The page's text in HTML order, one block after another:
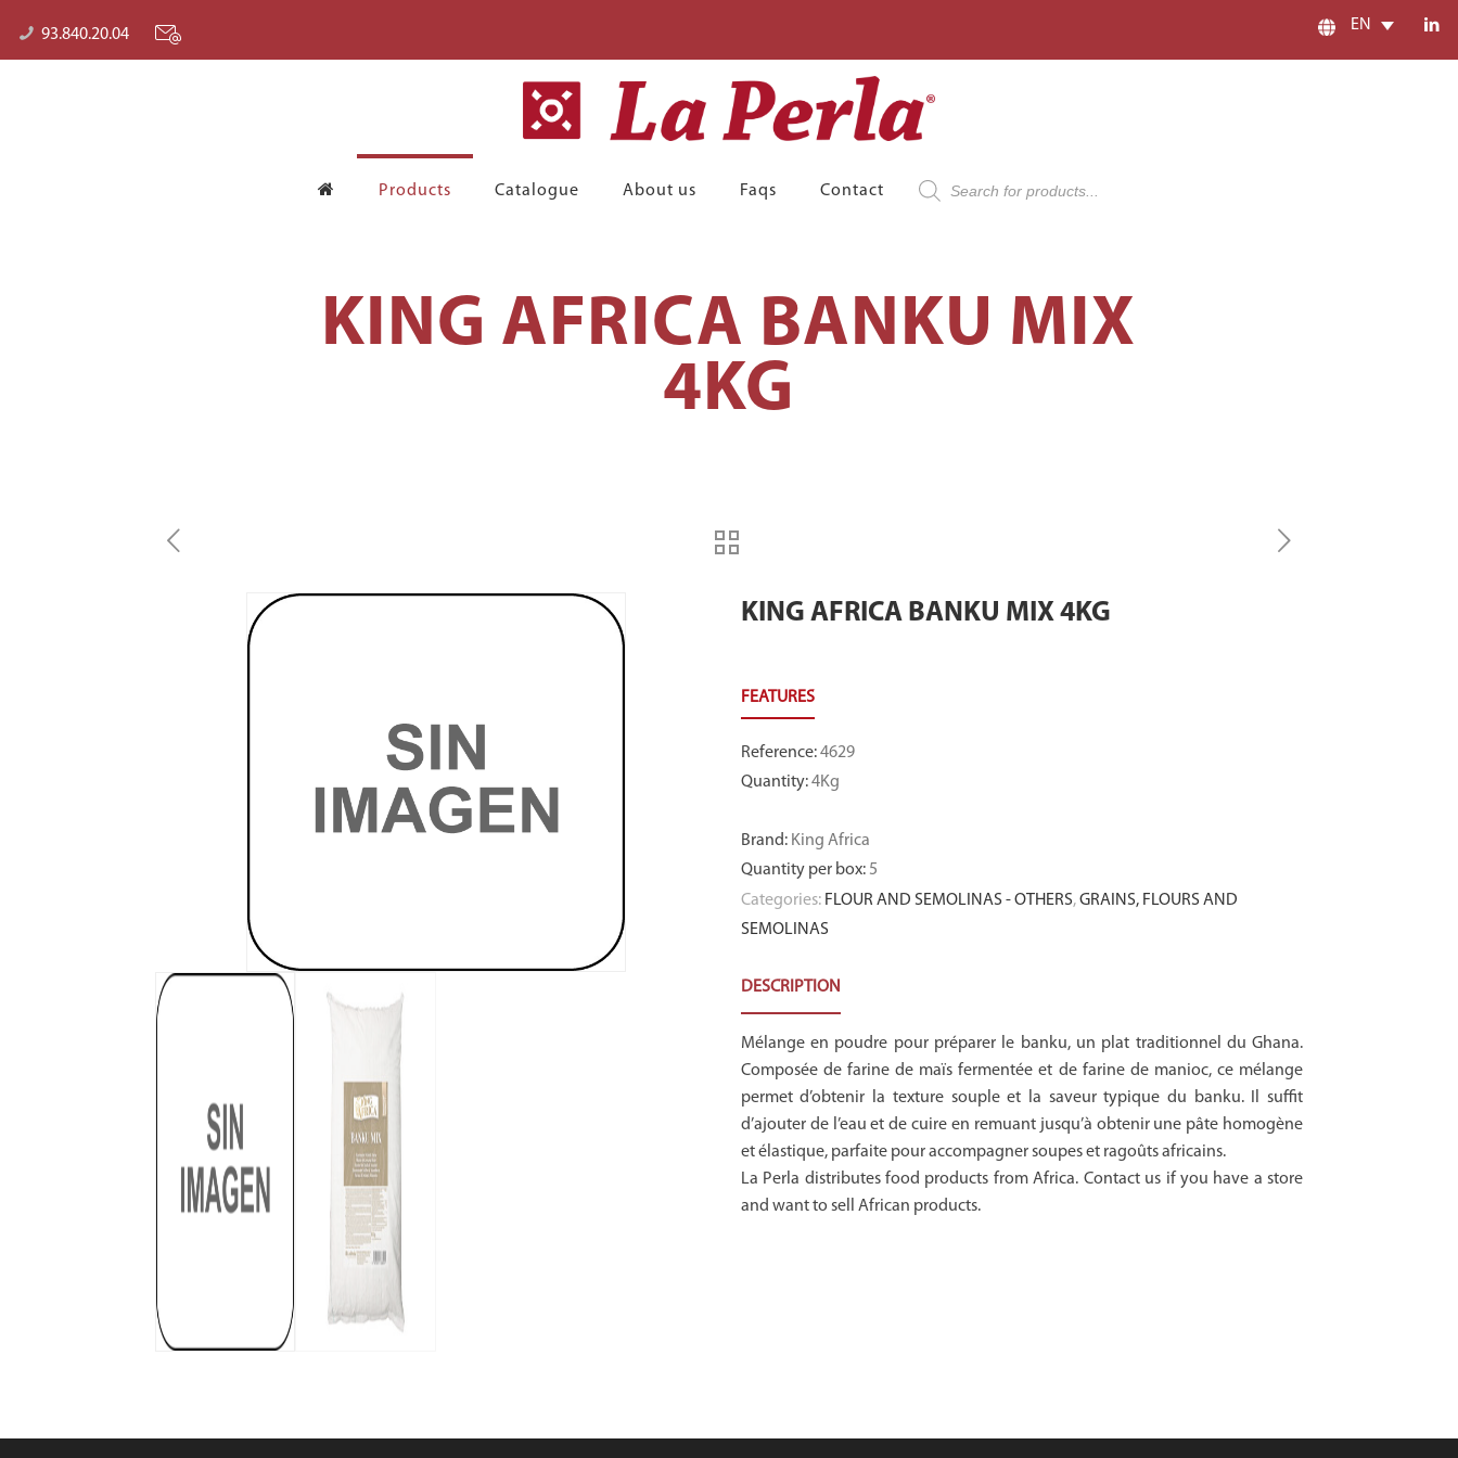
93.840.20.04
EN
Products Catalogue About us Faqs Contact
Products
search
KING AFRICA BANKU MIX
4KG
KING AFRICA BANKU MIX 4KG
Reference:4629
Quantity:4Kg
Brand: King Africa
Quantity per box: 5
Categories: FLOUR AND SEMOLINAS - OTHERS,GRAINS, FLOURS AND
SEMOLINAS
DESCRIPTION
Mélange en poudre pour préparer le banku, un plat traditionnel du Ghana.
Composée de farine de maïs fermentée et de farine de manioc, ce mélange
permet d’obtenir la texture souple et la saveur typique du banku. Il suffit
d’ajouter de l’eau et de cuire en remuant jusqu’à obtenir une pâte homogène
et élastique, parfaite pour accompagner soupes et ragoûts africains.
La Perla distributes food products from Africa. Contact us if you have a store
and want to sell African products.